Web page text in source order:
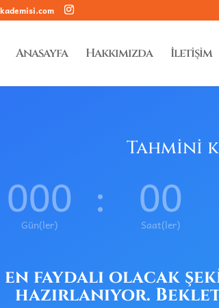
Anasayfa Hakkımızda İletişim
Tahmini
000
Gün(ler) : 00
Saat(ler)
faydalı olacak
hazırlanıyor.